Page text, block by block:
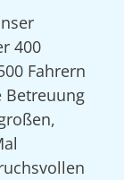
400
Fahrern
Betreuung